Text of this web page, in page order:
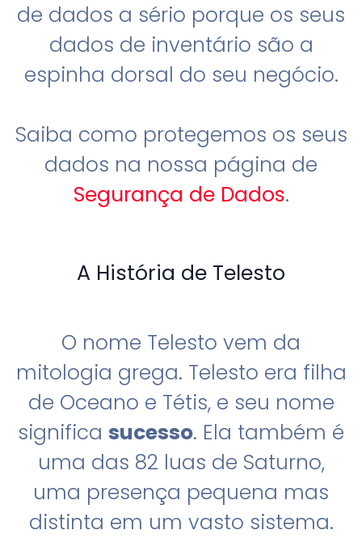
de dados a sério porque os seus
dados de inventário são a
espinha dorsal do seu negócio.
Saiba como protegemos os seus
dados na nossa página de
Segurança de Dados.
A História de Telesto
O nome Telesto vem da
mitologia grega. Telesto era filha
de Oceano e Tétis, e seu nome
significa sucesso. Ela também é
uma das 82 luas de Saturno,
uma presença pequena mas
distinta em um vasto sistema.